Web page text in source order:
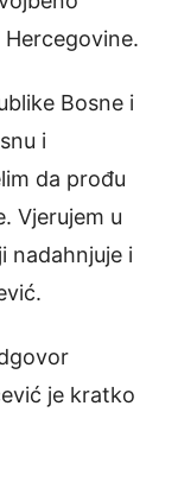
Bosne i
i
da prođu
Vjerujem u
nadahnjuje i
je kratko